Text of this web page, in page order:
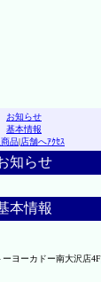
お知らせ
基本情報
品|店舗へｱｸｾｽ
知らせ
本情報
ヨーカドー南大沢店4F